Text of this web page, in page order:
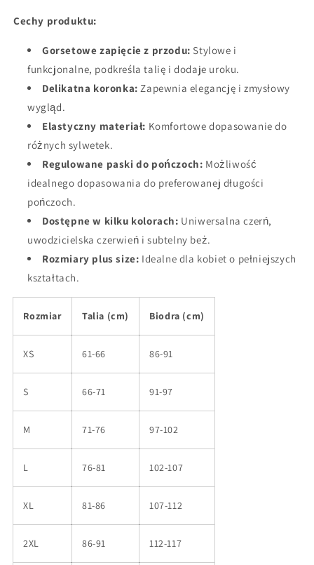
Cechy produktu:
Gorsetowe zapięcie z przodu: Stylowe i
funkcjonalne, podkreśla talię i dodaje uroku.
Delikatna koronka: Zapewnia elegancję i zmysłowy
wygląd.
Elastyczny materiał: Komfortowe dopasowanie do
różnych sylwetek.
Regulowane paski do pończoch: Możliwość
idealnego dopasowania do preferowanej długości
pończoch.
Dostępne w kilku kolorach: Uniwersalna czerń,
uwodzicielska czerwień i subtelny beż.
Rozmiary plus size: Idealne dla kobiet o pełniejszych
kształtach.
Rozmiar Talia (cm) Biodra (cm)
XS 61-66 86-91
S 66-71 91-97
M 71-76 97-102
L 76-81 102-107
XL 81-86 107-112
2XL 86-91 112-117